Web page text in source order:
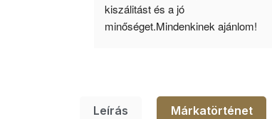
kiszálitást és a jó
minőséget.Mindenkinek ajánlom!
Leírás Márkatörténet